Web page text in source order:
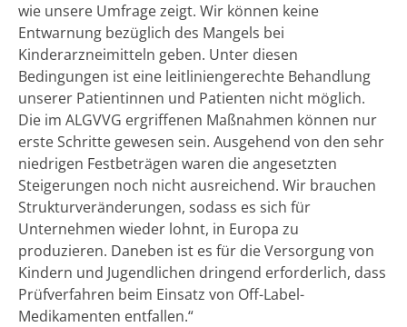
wie unsere Umfrage zeigt. Wir können keine
Entwarnung bezüglich des Mangels bei
Kinderarzneimitteln geben. Unter diesen
Bedingungen ist eine leitliniengerechte Behandlung
unserer Patientinnen und Patienten nicht möglich.
Die im ALGVVG ergriffenen Maßnahmen können nur
erste Schritte gewesen sein. Ausgehend von den sehr
niedrigen Festbeträgen waren die angesetzten
Steigerungen noch nicht ausreichend. Wir brauchen
Strukturveränderungen, sodass es sich für
Unternehmen wieder lohnt, in Europa zu
produzieren. Daneben ist es für die Versorgung von
Kindern und Jugendlichen dringend erforderlich, dass
Prüfverfahren beim Einsatz von Off-Label-
Medikamenten entfallen.“